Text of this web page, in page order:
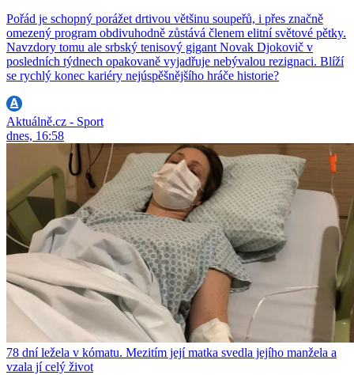
Pořád je schopný porážet drtivou většinu soupeřů, i přes značně
omezený program obdivuhodně zůstává členem elitní světové pětky.
Navzdory tomu ale srbský tenisový gigant Novak Djokovič v
posledních týdnech opakovaně vyjadřuje nebývalou rezignaci. Blíží
se rychlý konec kariéry nejúspěšnějšího hráče historie?
Aktuálně.cz - Sport
dnes, 16:58
78 dní ležela v kómatu. Mezitím její matka svedla jejího manžela a
vzala jí celý život